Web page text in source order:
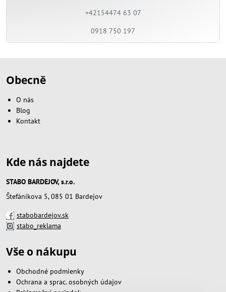
+42154474 63 07
0918 750 197
Obecně
O nás
Blog
Kontakt
Kde nás najdete
STABO BARDEJOV, s.r.o.
Štefánikova 5, 085 01 Bardejov
stabobardejov.sk
stabo_reklama
Vše o nákupu
Obchodné podmienky
Ochrana a sprac. osobných údajov